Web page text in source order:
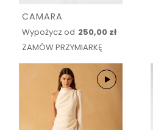
CAMARA
Wypożycz od 250,00 zł
ZAMÓW PRZYMIARKĘ